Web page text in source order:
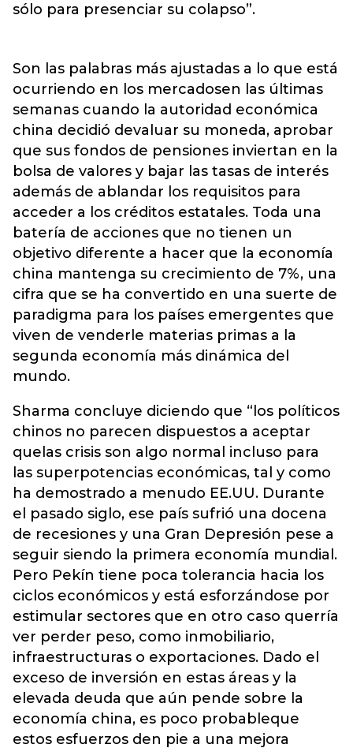
sólo para presenciar su colapso”.
Son las palabras más ajustadas a lo que está
ocurriendo en los mercadosen las últimas
semanas cuando la autoridad económica
china decidió devaluar su moneda, aprobar
que sus fondos de pensiones inviertan en la
bolsa de valores y bajar las tasas de interés
además de ablandar los requisitos para
acceder a los créditos estatales. Toda una
batería de acciones que no tienen un
objetivo diferente a hacer que la economía
china mantenga su crecimiento de 7%, una
cifra que se ha convertido en una suerte de
paradigma para los países emergentes que
viven de venderle materias primas a la
segunda economía más dinámica del
mundo.
Sharma concluye diciendo que “los políticos
chinos no parecen dispuestos a aceptar
quelas crisis son algo normal incluso para
las superpotencias económicas, tal y como
ha demostrado a menudo EE.UU. Durante
el pasado siglo, ese país sufrió una docena
de recesiones y una Gran Depresión pese a
seguir siendo la primera economía mundial.
Pero Pekín tiene poca tolerancia hacia los
ciclos económicos y está esforzándose por
estimular sectores que en otro caso querría
ver perder peso, como inmobiliario,
infraestructuras o exportaciones. Dado el
exceso de inversión en estas áreas y la
elevada deuda que aún pende sobre la
economía china, es poco probableque
estos esfuerzos den pie a una mejora